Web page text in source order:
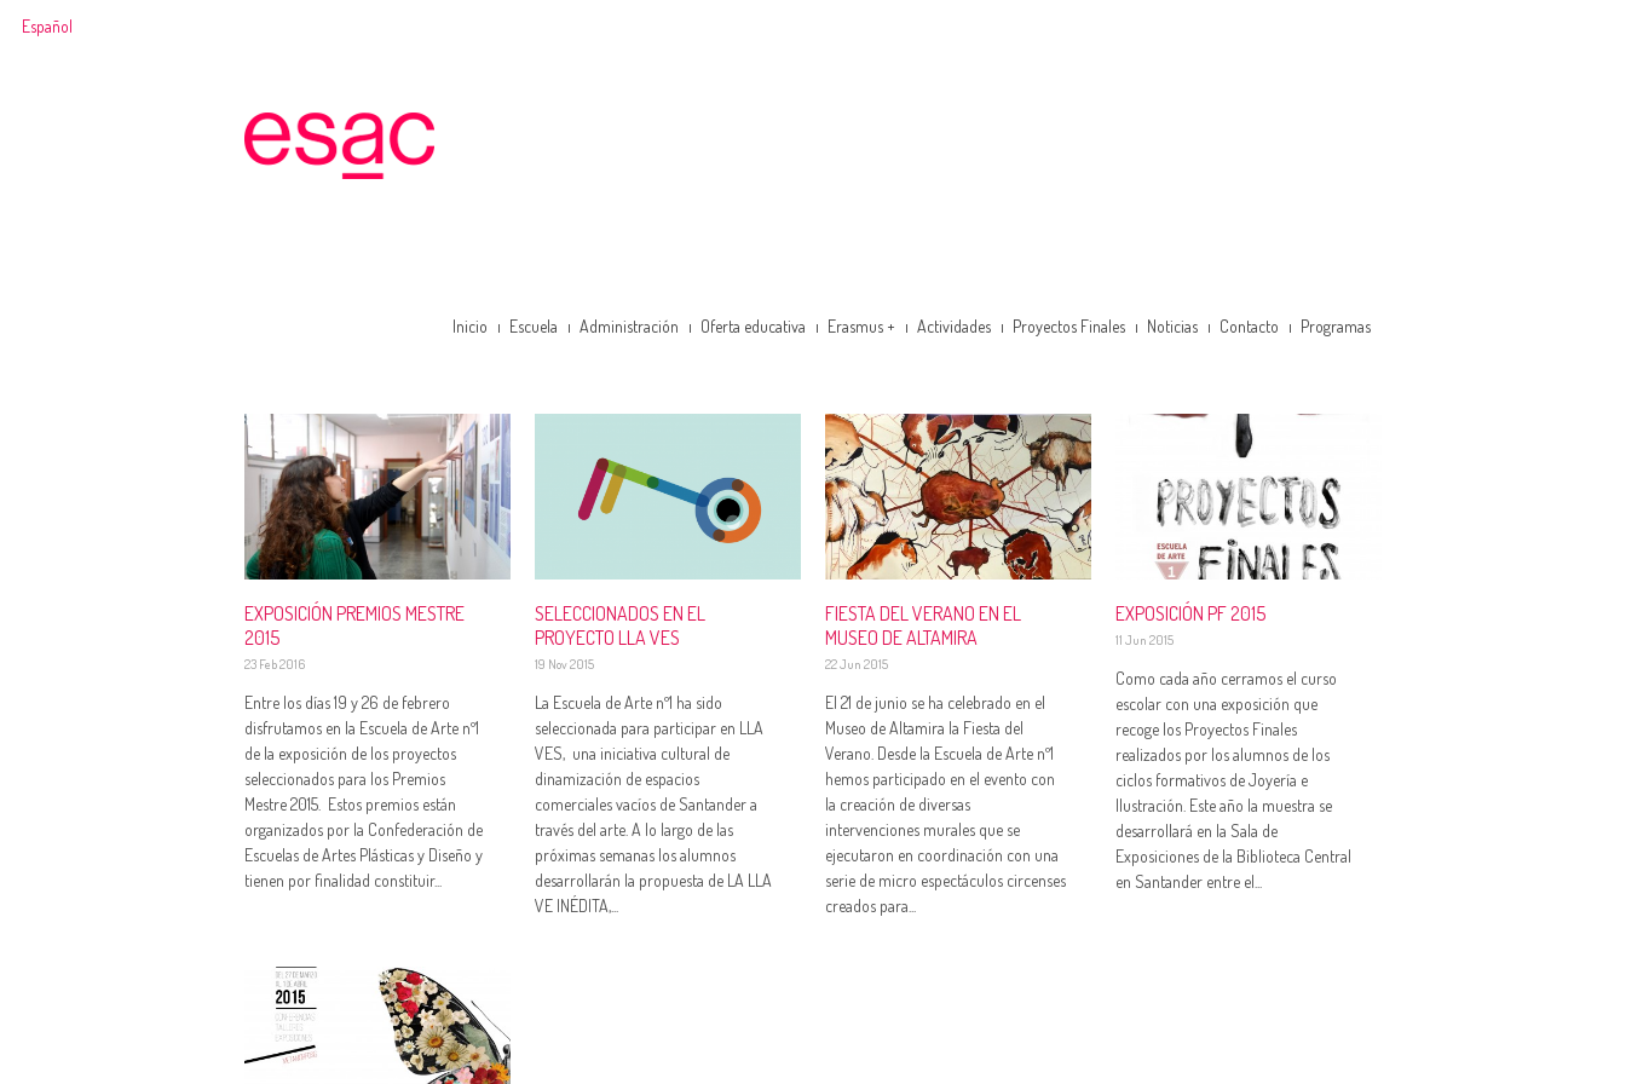
Español
Inicio Escuela Administración Oferta educativa Erasmus + Actividades Proyectos Finales Noticias Contacto Programas
EXPOSICIÓN PREMIOS MESTRE
2015
23 Feb 2016
Entre los días 19 y 26 de febrero
disfrutamos en la Escuela de Arte nº1
de la exposición de los proyectos
seleccionados para los Premios
Mestre 2015. Estos premios están
organizados por la Confederación de
Escuelas de Artes Plásticas y Diseño y
tienen por finalidad constituir...
SELECCIONADOS EN EL
PROYECTO LLA VES
19 Nov 2015
La Escuela de Arte nº1 ha sido
seleccionada para participar en LLA
VES, una iniciativa cultural de
dinamización de espacios
comerciales vacíos de Santander a
través del arte. A lo largo de las
próximas semanas los alumnos
desarrollarán la propuesta de LA LLA
VE INÉDITA,...
FIESTA DEL VERANO EN EL
MUSEO DE ALTAMIRA
22 Jun 2015
El 21 de junio se ha celebrado en el
Museo de Altamira la Fiesta del
Verano. Desde la Escuela de Arte nº1
hemos participado en el evento con
la creación de diversas
intervenciones murales que se
ejecutaron en coordinación con una
serie de micro espectáculos circenses
creados para...
EXPOSICIÓN PF 2015
11 Jun 2015
Como cada año cerramos el curso
escolar con una exposición que
recoge los Proyectos Finales
realizados por los alumnos de los
ciclos formativos de Joyería e
Ilustración. Este año la muestra se
desarrollará en la Sala de
Exposiciones de la Biblioteca Central
en Santander entre el...